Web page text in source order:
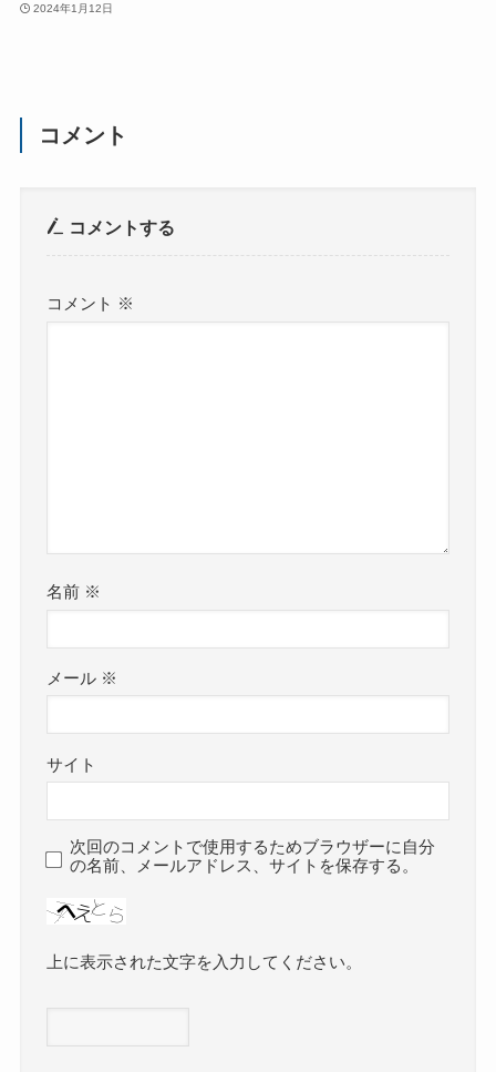
2024年1月12日
コメント
コメントする
コメント ※
名前 ※
メール ※
サイト
次回のコメントで使用するためブラウザーに自分
の名前、メールアドレス、サイトを保存する。
上に表示された文字を入力してください。